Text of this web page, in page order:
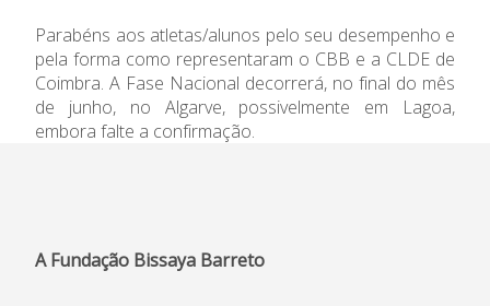
APEE
Notícias
Parabéns aos atletas/alunos pelo seu desempenho e
pela forma como representaram o CBB e a CLDE de
Coimbra. A Fase Nacional decorrerá, no final do mês
de junho, no Algarve, possivelmente em Lagoa,
embora falte a confirmação.
A Fundação Bissaya Barreto